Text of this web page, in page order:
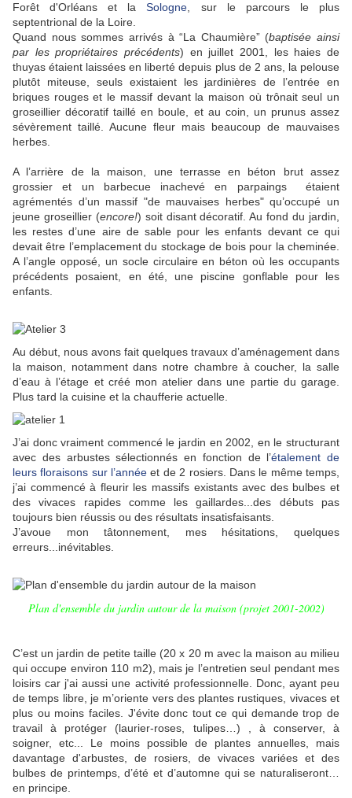
Forêt d'Orléans et laSologne
sur le parcours le plus
septentrional de la Loire.
Quand nous sommes arrivés à “La Chaumière” (baptisée ainsi
par les propriétaires précédents) en juillet 2001, les haies de
thuyas étaient laissées en liberté depuis plus de 2 ans, la pelouse
plutôt miteuse, seuls existaient les jardinières de l’entrée en
briques rouges et le massif devant la maison où trônait seul un
groseillier décoratif taillé en boule, et au coin, un prunus assez
sévèrement taillé. Aucune fleur mais beaucoup de mauvaises
herbes.
A l’arrière de la maison, une terrasse en béton brut assez
grossier et un barbecue inachevé en parpaings étaient
agrémentés d’un massif "de mauvaises herbes" qu’occupé un
jeune groseillier (encore!) soit disant décoratif. Au fond du jardin,
les restes d’une aire de sable pour les enfants devant ce qui
devait être l’emplacement du stockage de bois pour la cheminée.
A l’angle opposé, un socle circulaire en béton où les occupants
précédents posaient, en été, une piscine gonflable pour les
enfants.
Au début, nous avons fait quelques travaux d’aménagement dans
la maison, notamment dans notre chambre à coucher, la salle
d’eau à l’étage et créé mon atelier dans une partie du garage.
Plus tard la cuisine et la chaufferie actuelle.
J’ai donc vraiment commencé le jardin en 2002, en le structurant
avec des arbustes sélectionnés en fonction de l’étalement de
leurs floraisons sur l’année et de 2 rosiers. Dans le même temps,
j’ai commencé à fleurir les massifs existants avec des bulbes et
des vivaces rapides comme les gaillardes...des débuts pas
toujours bien réussis ou des résultats insatisfaisants.
J’avoue mon tâtonnement, mes hésitations, quelques
erreurs...inévitables.
Plan d'ensemble du jardin autour de la maison (projet 2001-2002)
C’est un jardin de petite taille (20 x 20 m avec la maison au milieu
qui occupe environ 110 m2), mais je l’entretien seul pendant mes
loisirs car j'ai aussi une activité professionnelle. Donc, ayant peu
de temps libre, je m’oriente vers des plantes rustiques, vivaces et
plus ou moins faciles. J'évite donc tout ce qui demande trop de
travail à protéger (laurier-roses, tulipes…) , à conserver, à
soigner, etc... Le moins possible de plantes annuelles, mais
davantage d'arbustes, de rosiers, de vivaces variées et des
bulbes de printemps, d’été et d’automne qui se naturaliseront…
en principe.